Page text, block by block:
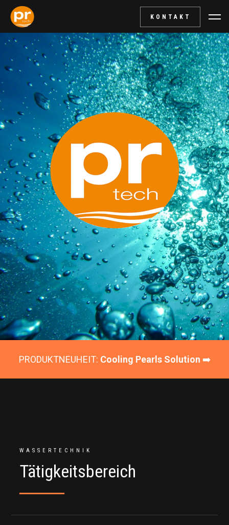
KONTAKT
PRODUKTNEUHEIT: Cooling Pearls Solution ➡️
WASSERTECHNIK
Tätigkeitsbereich